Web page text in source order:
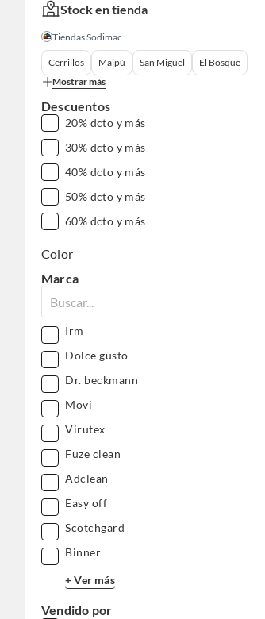
Stock en tienda
Tiendas Sodimac
Cerrillos Maipú San Miguel
El Bosque
Mostrar más
Descuentos
20% dcto y más
30% dcto y más
40% dcto y más
50% dcto y más
60% dcto y más
Color
Marca
Irm
Dolce gusto
Dr. beckmann
Movi
Virutex
Fuze clean
Adclean
Easy off
Scotchgard
Binner
+ Ver más
Vendido por